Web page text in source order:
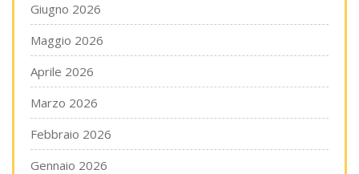
Giugno 2026
Maggio 2026
Aprile 2026
Marzo 2026
Febbraio 2026
Gennaio 2026